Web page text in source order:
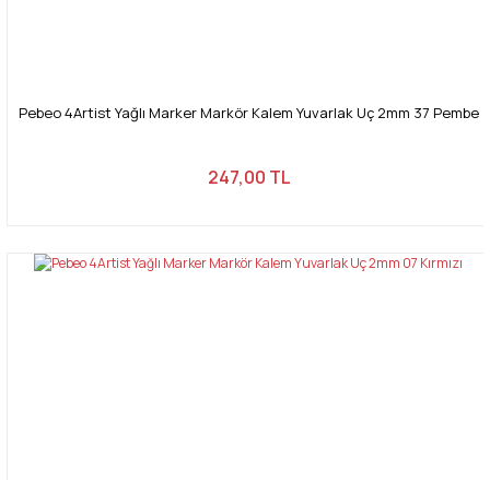
Pebeo 4Artist Yağlı Marker Markör Kalem Yuvarlak Uç 2mm 37 Pembe
247,00 TL